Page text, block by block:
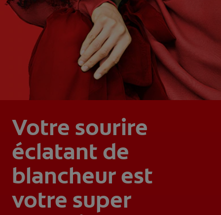
Votre sourire
éclatant de
blancheur est
votre super